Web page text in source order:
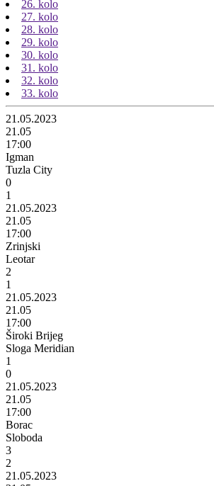
26. kolo
27. kolo
28. kolo
29. kolo
30. kolo
31. kolo
32. kolo
33. kolo
21.05.2023
21.05
17:00
Igman
Tuzla City
0
1
21.05.2023
21.05
17:00
Zrinjski
Leotar
2
1
21.05.2023
21.05
17:00
Široki Brijeg
Sloga Meridian
1
0
21.05.2023
21.05
17:00
Borac
Sloboda
3
2
21.05.2023